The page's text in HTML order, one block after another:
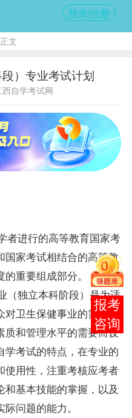
登录/注册
文
）专业考试计划
西自学考试网
进行的高等教育国家考
国家考试相结合的高等教
重要组成部分。
独立本科阶段）是为适
对卫生保健事业的需求，
质和管理水平的需要而设
考试的特点，在专业的
使用性，注重考核应考者
基本技能的掌握，以及
问题的能力。
在线
客服